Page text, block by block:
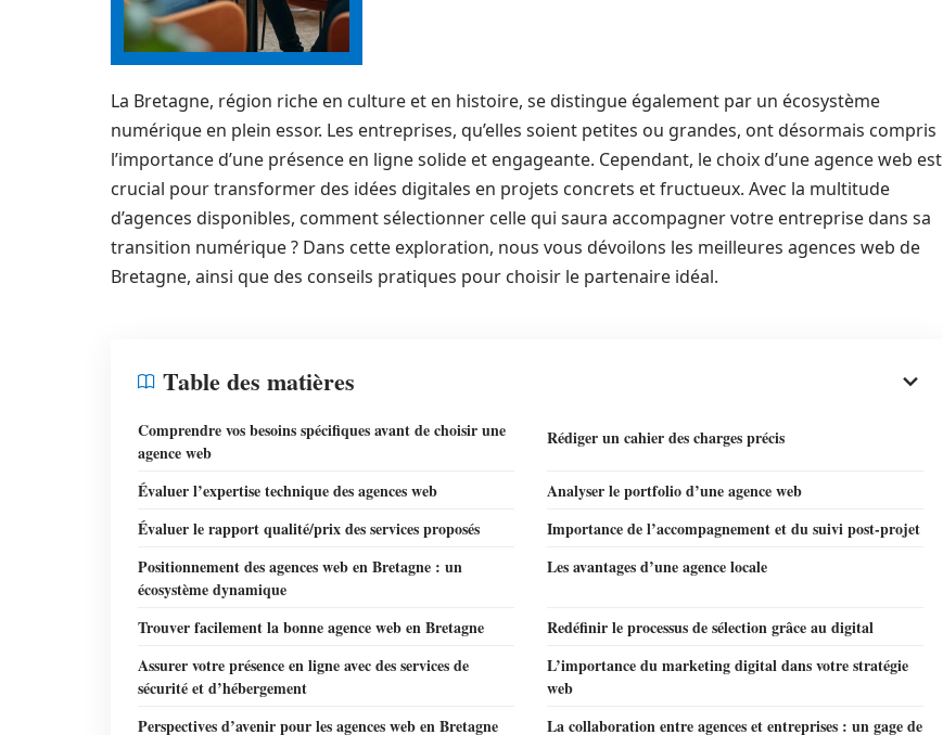
La Bretagne, région riche en culture et en histoire, se distingue également par un écosystème
numérique en plein essor. Les entreprises, qu’elles soient petites ou grandes, ont désormais compris
l’importance d’une présence en ligne solide et engageante. Cependant, le choix d’une agence web est
crucial pour transformer des idées digitales en projets concrets et fructueux. Avec la multitude
d’agences disponibles, comment sélectionner celle qui saura accompagner votre entreprise dans sa
transition numérique ? Dans cette exploration, nous vous dévoilons les meilleures agences web de
Bretagne, ainsi que des conseils pratiques pour choisir le partenaire idéal.
Table des matières
Comprendre vos besoins spécifiques avant de choisir une
agence web
Rédiger un cahier des charges précis
Évaluer l’expertise technique des agences web
Analyser le portfolio d’une agence web
Évaluer le rapport qualité/prix des services proposés
Importance de l’accompagnement et du suivi post-projet
Positionnement des agences web en Bretagne : un
écosystème dynamique
Les avantages d’une agence locale
Trouver facilement la bonne agence web en Bretagne
Redéfinir le processus de sélection grâce au digital
Assurer votre présence en ligne avec des services de
sécurité et d’hébergement
L’importance du marketing digital dans votre stratégie
web
Perspectives d’avenir pour les agences web en Bretagne
La collaboration entre agences et entreprises : un gage de